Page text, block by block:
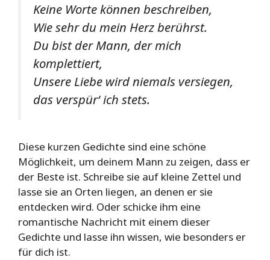
Keine Worte können beschreiben,
Wie sehr du mein Herz berührst.
Du bist der Mann, der mich
komplettiert,
Unsere Liebe wird niemals versiegen,
das verspür‘ ich stets.
Diese kurzen Gedichte sind eine schöne
Möglichkeit, um deinem Mann zu zeigen, dass er
der Beste ist. Schreibe sie auf kleine Zettel und
lasse sie an Orten liegen, an denen er sie
entdecken wird. Oder schicke ihm eine
romantische Nachricht mit einem dieser
Gedichte und lasse ihn wissen, wie besonders er
für dich ist.